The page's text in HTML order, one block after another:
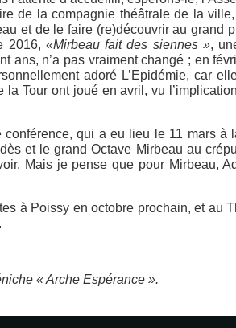
de la compagnie théâtrale de la
et de le faire (re)découvrir au grand
2016, «Mirbeau fait des siennes »,
ans, n’a pas vraiment changé ; en
adoré L’Epidémie, car
la Tour ont joué en avril, vu
conférence, qui a eu lieu le 11 mars à
et le grand Octave Mirbeau au
Mais je pense que pour Mirbeau,
à Poissy en octobre prochain, et au
« Arche Espérance ».